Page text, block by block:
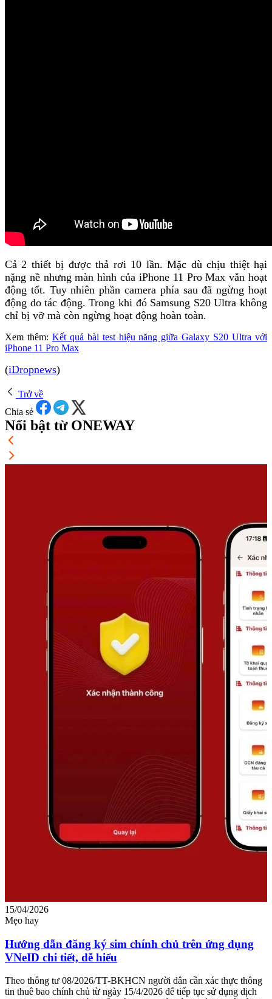
Cả 2 thiết bị được thả rơi 10 lần. Mặc dù chịu thiệt hại
nặng nề nhưng màn hình của iPhone 11 Pro Max vẫn hoạt
động tốt. Tuy nhiên phần camera phía sau đã ngừng hoạt
động do tác động. Trong khi đó Samsung S20 Ultra không
chỉ bị vỡ mà còn ngừng hoạt động hoàn toàn.
Xem thêm: Kết quả bài test hiệu năng giữa Galaxy S20 Ultra với
iPhone 11 Pro Max
(iDropnews)
Trở về
Chia sẻ
Nổi bật từ ONEWAY
15/04/2026
Mẹo hay
Hướng dẫn đăng ký sim chính chủ trên ứng dụng
VNeID chi tiết, dễ hiểu
Theo thông tư 08/2026/TT-BKHCN người dân cần xác thực thông
tin thuê bao chính chủ từ ngày 15/4/2026 để tiếp tục sử dụng dịch